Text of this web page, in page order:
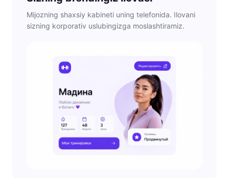
Mijozning shaxsiy kabineti uning telefonida. Ilovani
sizning korporativ uslubingizga moslashtiramiz.